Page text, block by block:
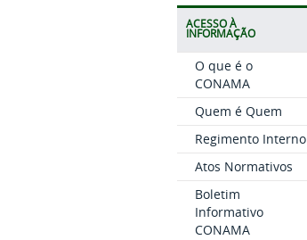
ACESSO À
INFORMAÇÃO
O que é o
CONAMA
Quem é Quem
Regimento Interno
Atos Normativos
Boletim
Informativo
CONAMA